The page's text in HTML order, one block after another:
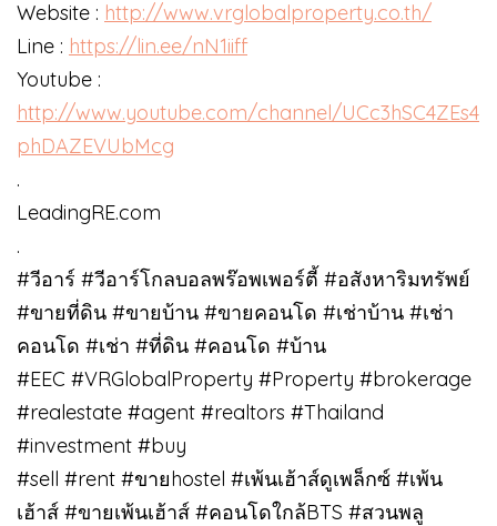
Website : http://www.vrglobalproperty.co.th/
Line : https://lin.ee/nN1iiff
Youtube :
http://www.youtube.com/channel/UCc3hSC4ZEs4
phDAZEVUbMcg
.
LeadingRE.com
.
#วีอาร์ #วีอาร์โกลบอลพร๊อพเพอร์ตี้ #อสังหาริมทรัพย์
#ขายที่ดิน #ขายบ้าน #ขายคอนโด #เช่าบ้าน #เช่า
คอนโด #เช่า #ที่ดิน #คอนโด #บ้าน
#EEC #VRGlobalProperty #Property #brokerage
#realestate #agent #realtors #Thailand
#investment #buy
#sell #rent #ขายhostel #เพ้นเฮ้าส์ดูเพล็กซ์ #เพ้น
เฮ้าส์ #ขายเพ้นเฮ้าส์ #คอนโดใกล้BTS #สวนพลู